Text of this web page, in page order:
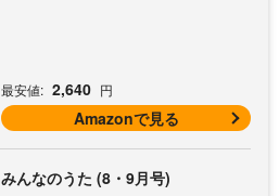
最安値: 2,640 円
Amazonで見る
みんなのうた (8・9月号)